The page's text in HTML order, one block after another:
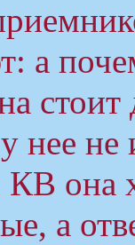
а
нее не
КВ она
а